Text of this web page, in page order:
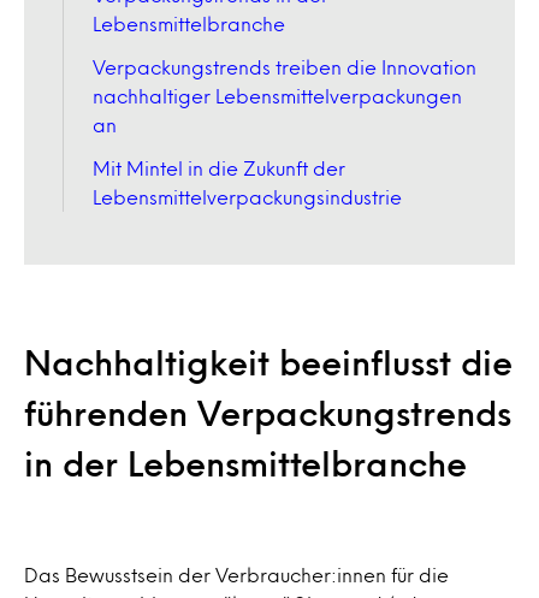
Lebensmittelbranche
Verpackungstrends treiben die Innovation
nachhaltiger Lebensmittelverpackungen
an
Mit Mintel in die Zukunft der
Lebensmittelverpackungsindustrie
Nachhaltigkeit beeinflusst die
führenden Verpackungstrends
in der Lebensmittelbranche
Das Bewusstsein der Verbraucher:innen für die